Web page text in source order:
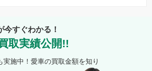
今すぐわかる！
取実績公開!!
実施中！愛車の買取金額を知り